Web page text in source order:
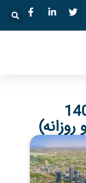
20, 1404